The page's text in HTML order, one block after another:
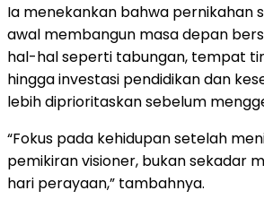
Ia menekankan bahwa pernikahan
awal membangun masa depan
hal-hal seperti tabungan, tempat
hingga investasi pendidikan dan
lebih diprioritaskan sebelum
“Fokus pada kehidupan setelah
pemikiran visioner, bukan sekadar
hari perayaan,” tambahnya.